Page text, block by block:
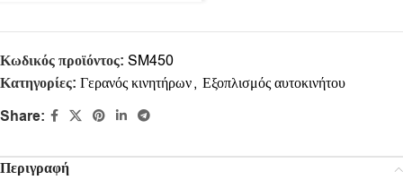
Κωδικός προϊόντος: SM450
Κατηγορίες: Γερανός κινητήρων, Εξοπλισμός αυτοκινήτου
Share:
Περιγραφή